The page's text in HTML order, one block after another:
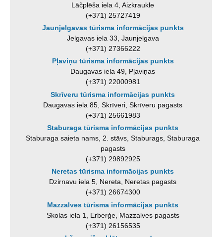
Lāčplēša iela 4, Aizkraukle
(+371) 25727419
Jaunjelgavas tūrisma informācijas punkts
Jelgavas iela 33, Jaunjelgava
(+371) 27366222
Pļaviņu tūrisma informācijas punkts
Daugavas iela 49, Pļaviņas
(+371) 22000981
Skrīveru tūrisma informācijas punkts
Daugavas iela 85, Skrīveri, Skrīveru pagasts
(+371) 25661983
Staburaga tūrisma informācijas punkts
Staburaga saieta nams, 2. stāvs, Staburags, Staburaga
pagasts
(+371) 29892925
Neretas tūrisma informācijas punkts
Dzirnavu iela 5, Nereta, Neretas pagasts
(+371) 26674300
Mazzalves tūrisma informācijas punkts
Skolas iela 1, Ērberģe, Mazzalves pagasts
(+371) 26156535